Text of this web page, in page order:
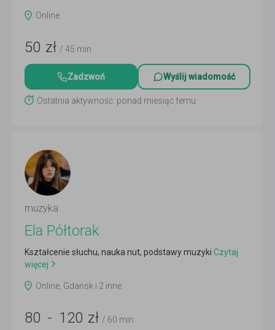
Online
50 zł / 45 min
Zadzwoń Wyślij wiadomość
Ostatnia aktywność: ponad miesiąc temu
muzyka
Ela Półtorak
Kształcenie słuchu, nauka nut, podstawy muzyki Czytaj
więcej
Online, Gdańsk i 2 inne
80 - 120 zł / 60 min